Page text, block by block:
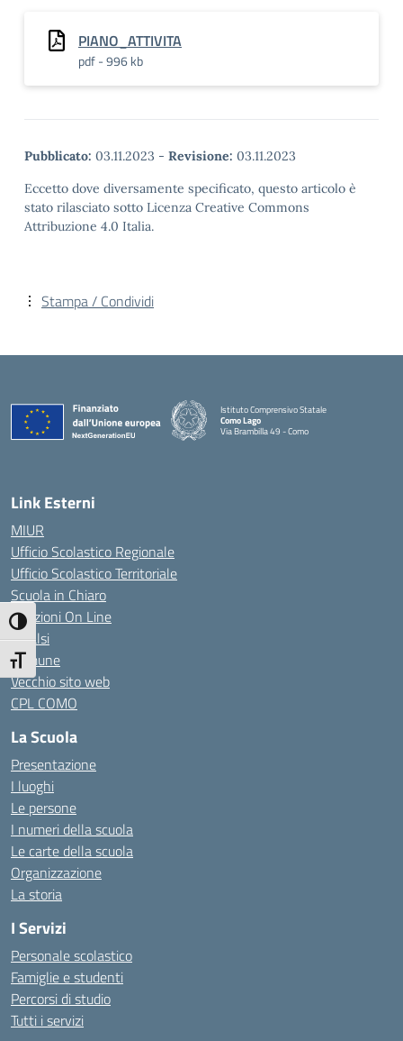
Attiva/disattiva alto contrasto
Attiva/disattiva dimensione testo
PIANO_ATTIVITA
pdf - 996 kb
Pubblicato: 03.11.2023 - Revisione: 03.11.2023
Eccetto dove diversamente specificato, questo articolo è
stato rilasciato sotto Licenza Creative Commons
Attribuzione 4.0 Italia.
Stampa / Condividi
Istituto Comprensivo Statale
Como Lago
Via Brambilla 49 - Como
Link Esterni
MIUR
Ufficio Scolastico Regionale
Ufficio Scolastico Territoriale
Scuola in Chiaro
Iscrizioni On Line
Invalsi
Comune
Vecchio sito web
CPL COMO
La Scuola
Presentazione
I luoghi
Le persone
I numeri della scuola
Le carte della scuola
Organizzazione
La storia
I Servizi
Personale scolastico
Famiglie e studenti
Percorsi di studio
Tutti i servizi